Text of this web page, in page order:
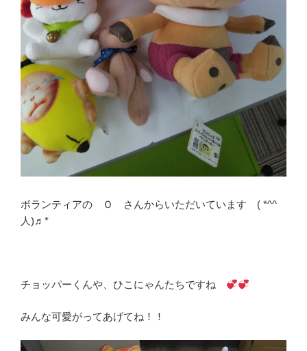
ボランティアの Ｏ さんからいただいています ( *^^
人)♬*
チョッパーくんや、ひこにゃんたちですね
みんな可愛がってあげてね！！